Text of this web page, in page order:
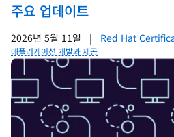
주요 업데이트
2026년 5월 11일 | Red Hat
애플리케이션 개발과 제공